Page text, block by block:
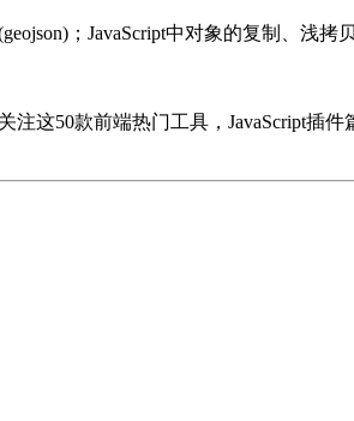
；JavaScript中对象的复制、浅拷
这50款前端热门工具，JavaScript插件